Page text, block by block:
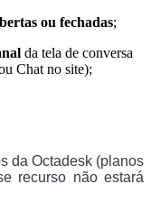
ou fechadas;
da tela de conversa
Chat no site);
da Octadesk (planos
recurso não estará